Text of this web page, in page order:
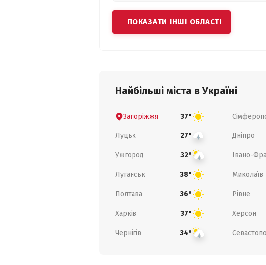
ПОКАЗАТИ ІНШІ ОБЛАСТІ
Найбільші міста в Україні
Запоріжжя 37°
Луцьк 27° Дніпро
Ужгород 32° Івано-
Луганськ 38° Миколаїв
Полтава 36° Рівне
Харків 37° Херсон
Чернігів 34°